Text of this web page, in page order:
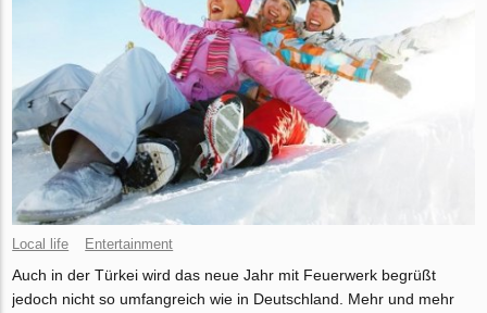
Local life Entertainment
Auch in der Türkei wird das neue Jahr mit Feuerwerk begrüßt
jedoch nicht so umfangreich wie in Deutschland. Mehr und mehr